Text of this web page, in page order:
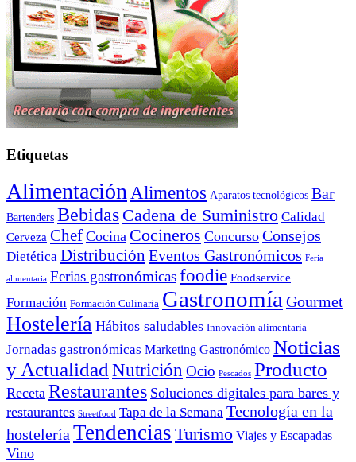
Etiquetas
Alimentación Alimentos Aparatos tecnológicos Bar
Bartenders Bebidas Cadena de Suministro Calidad
Cerveza Chef Cocina Cocineros Concurso Consejos
Dietética Distribución Eventos Gastronómicos Feria
alimentaria Ferias gastronómicasfoodie Foodservice
Formación Formación Culinaria Gastronomía Gourmet
Hostelería Hábitos saludables Innovación alimentaria
Jornadas gastronómicas Marketing Gastronómico Noticias
y Actualidad Nutrición Ocio Pescados Producto
Receta Restaurantes Soluciones digitales para bares y
restaurantes Streetfood Tapa de la Semana Tecnología en la
hostelería Tendencias Turismo Viajes y Escapadas
Vino